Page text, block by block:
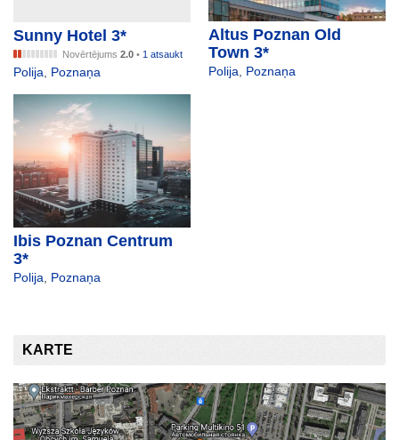
Sunny Hotel 3*
Novērtējums 2.0 • 1 atsaukt
Polija, Poznaņa
Altus Poznan Old
Town 3*
Polija, Poznaņa
Ibis Poznan Centrum
3*
Polija Poznaņa
KARTE